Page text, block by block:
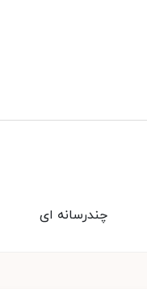
چندرسانه ای